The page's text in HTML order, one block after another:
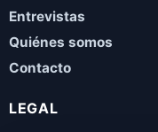
Entrevistas
Quiénes somos
Contacto
LEGAL